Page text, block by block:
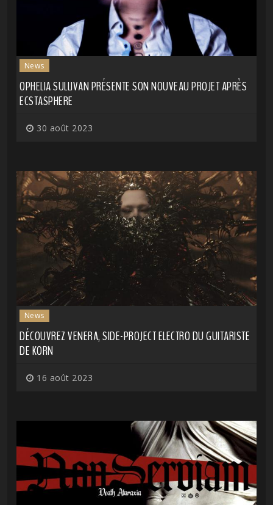
News
OPHELIA SULLIVAN PRÉSENTE SON NOUVEAU PROJET APRÈS
ECSTASPHERE
30 août 2023
News
DÉCOUVREZ VENERA, SIDE-PROJECT ELECTRO DU GUITARISTE
DE KORN
16 août 2023